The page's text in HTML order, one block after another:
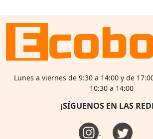
Lunes a viernes de 9:30 a 14:00 y de
10:30 a 14:00
¡SÍGUENOS EN LAS